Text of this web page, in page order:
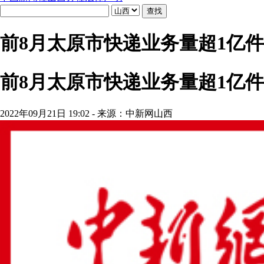
前8月太原市快递业务量超1亿件
前8月太原市快递业务量超1亿件
2022年09月21日 19:02 - 来源：中新网山西